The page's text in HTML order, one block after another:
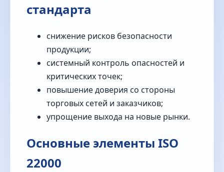
стандарта
снижение рисков безопасности
продукции;
системный контроль опасностей и
критических точек;
повышение доверия со стороны
торговых сетей и заказчиков;
упрощение выхода на новые рынки.
Основные элементы ISO
22000